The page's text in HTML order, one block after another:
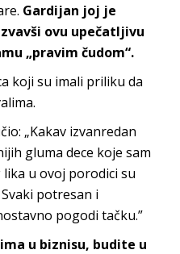
Gardijan joj je
ovu upečatljivu
„pravim čudom“.
koji su imali priliku da
„Kakav izvanredan
gluma dece koje sam
u ovoj porodici su
potresan i
pogodi tačku.”
u biznisu, budite u